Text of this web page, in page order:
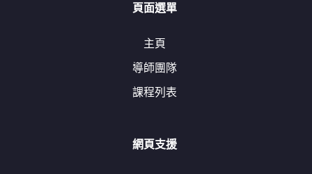
頁面選單
主頁
導師團隊
課程列表
網頁支援